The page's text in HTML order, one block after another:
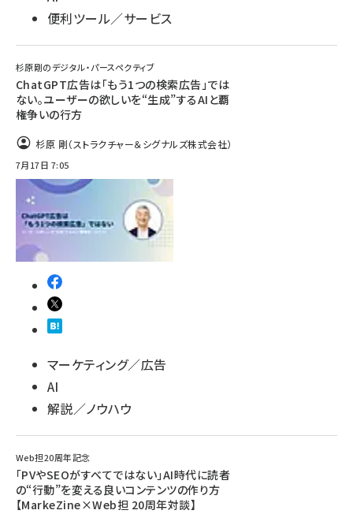
便利ツール／サービス
杉原剛のデジタル・パースペクティブ
ChatGPT広告は「もう1つの検索広告」では
ない。ユーザーの欲しいを“生成”するAIと覇
権争いの行方
杉原 剛（ストラクチャー＆シグナルズ株式会社）
7月17日 7:05
マーケティング／広告
AI
解説／ノウハウ
Web担20周年記念
「PVやSEOがすべてではない」AI時代に読者
の“行動”を変える良いコンテンツの作り方
【MarkeZine×Web担 20周年対談】